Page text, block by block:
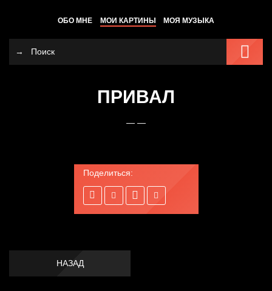
ОБО МНЕ МОИ КАРТИНЫ МОЯ МУЗЫКА
ПРИВАЛ
— —
Поделиться:
НАЗАД